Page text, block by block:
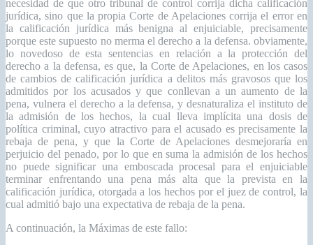
necesidad de que otro tribunal de control corrija dicha calificación
jurídica, sino que la propia Corte de Apelaciones corrija el error en
la calificación jurídica más benigna al enjuiciable, precisamente
porque este supuesto no merma el derecho a la defensa. obviamente,
lo novedoso de esta sentencias en relación a la protección del
derecho a la defensa, es que, la Corte de Apelaciones, en los casos
de cambios de calificación jurídica a delitos más gravosos que los
admitidos por los acusados y que conllevan a un aumento de la
pena, vulnera el derecho a la defensa, y desnaturaliza el instituto de
la admisión de los hechos, la cual lleva implícita una dosis de
política criminal, cuyo atractivo para el acusado es precisamente la
rebaja de pena, y que la Corte de Apelaciones desmejoraría en
perjuicio del penado, por lo que en suma la admisión de los hechos
no puede significar una emboscada procesal para el enjuiciable
terminar enfrentando una pena más alta que la prevista en la
calificación jurídica, otorgada a los hechos por el juez de control, la
cual admitió bajo una expectativa de rebaja de la pena.
A continuación, la Máximas de este fallo: